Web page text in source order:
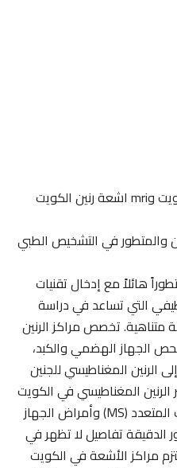
مراكز أشعة رنين مغناطيسي الكويت وmri اشعة رنين الكويت
في التشخيص الطبي
هائلاً مع إدخال تقنيات
التي تساعد في دراسة
تخصص مراكز الرنين
الهضمي والكبد،
الرنين المغناطيسي للجنين
المغناطيسي في الكويت
أداة حيوية لمتابعة حالات التصلب المتعدد (MS) وأمراض الجهاز
تفاصيل لا تظهر في
مراكز الأشعة في الكويت